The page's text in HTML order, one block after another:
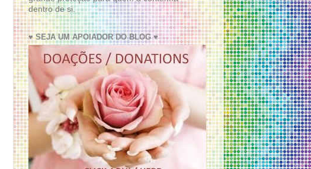
dentro de si.
♥ SEJA UM APOIADOR DO BLOG ♥